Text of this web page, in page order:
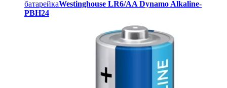
батарейкаWestinghouse LR6/AA Dynamo Alkaline-
PBH24